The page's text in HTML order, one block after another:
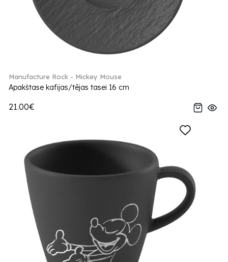
Manufacture Rock - Mickey Mouse
Apakštase kafijas/tējas tasei 16 cm
21.00€